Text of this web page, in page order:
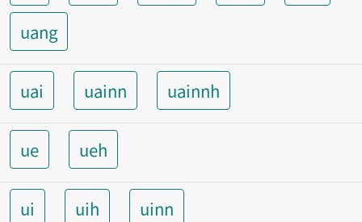
uang
uai uainn uainnh
ue ueh
ui uih uinn